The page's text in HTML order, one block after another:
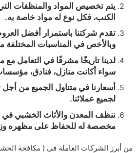
يتم تخصيص المواد والمنظفات
الكنب، فكل نوع له مواد خاصة به.
تقدم شركتنا باستمرار أفضل
وبالأخص في المناسبات المختلفة
لدينا تاريخًا مشرفًا في التعامل
سواء أكانت منازل، فنادق،
أسعارنا في متناول الجميع من أجل
لجميع عملائنا.
ننظف المعدن والأثاث الخشبي
مخصصة له للحفاظ على مظهره
من أبرز الشركات العاملة فى ( مكافحة